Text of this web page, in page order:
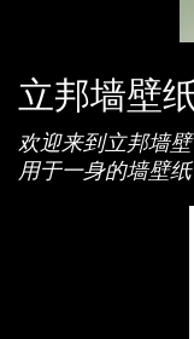
立邦墙壁
欢迎来到立邦墙
用于一身的墙壁